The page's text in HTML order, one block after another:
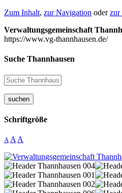
Zum Inhalt, zur Navigation oderzur
Verwaltungsgemeinschaft
https://www.vg-thannhausen.de/
Suche Thannhausen
suchen
Schriftgröße
A A A